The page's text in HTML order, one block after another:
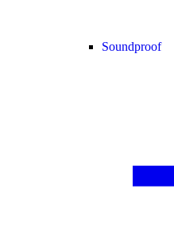
Soundproof